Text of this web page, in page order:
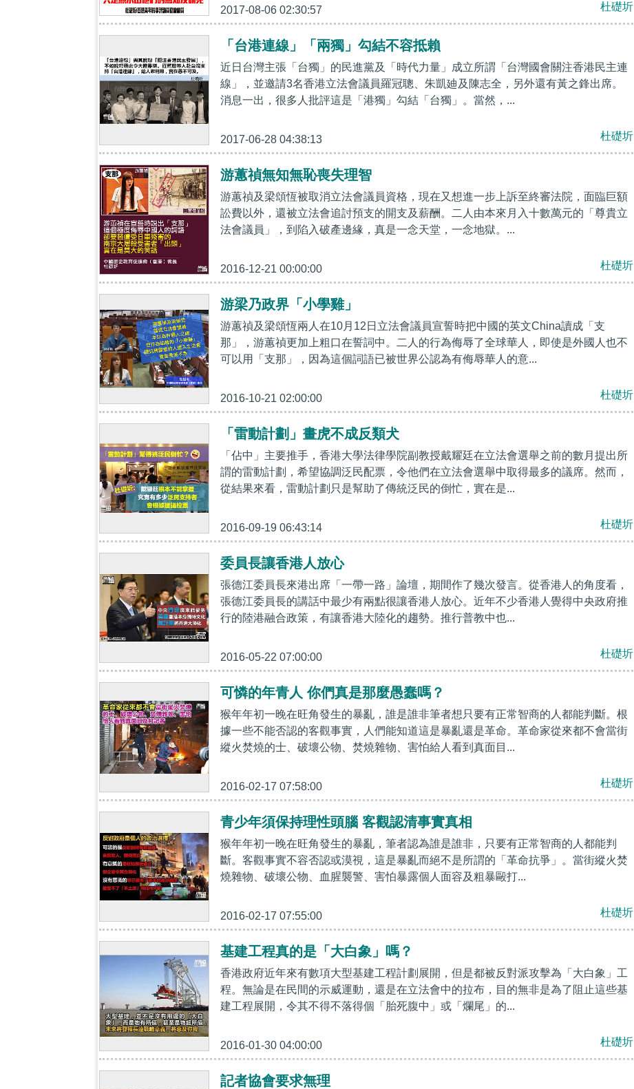
2017-08-06 02:30:57 杜礎圻
「台港連線」「兩獨」勾結不容抵賴
近日台灣主張「台獨」的民進黨及「時代力量」成立所謂「台灣國會關注香港民主連
線」，並邀請3名香港立法會議員羅冠聰、朱凱廸及陳志全，另外還有黃之鋒出席。
消息一出，很多人批評這是「港獨」勾結「台獨」。當然，...
2017-06-28 04:38:13 杜礎圻
游蕙禎無知無恥喪失理智
游蕙禎及梁頌恆被取消立法會議員資格，現在又想進一步上訴至終審法院，面臨巨額
訟費以外，還被立法會追討預支的開支及薪酬。二人由本來月入十數萬元的「尊貴立
法會議員」，到陷入破產邊緣，真是一念天堂，一念地獄。...
2016-12-21 00:00:00 杜礎圻
游梁乃政界「小學雞」
游蕙禎及梁頌恆兩人在10月12日立法會議員宣誓時把中國的英文China讀成「支
那」，游蕙禎更加上粗口在誓詞中。二人的行為侮辱了全球華人，即使是外國人也不
可以用「支那」，因為這個詞語已被世界公認為有侮辱華人的意...
2016-10-21 02:00:00 杜礎圻
「雷動計劃」畫虎不成反類犬
「佔中」主要推手，香港大學法律學院副教授戴耀廷在立法會選舉之前的數月提出所
謂的雷動計劃，希望協調泛民配票，令他們在立法會選舉中取得最多的議席。然而，
從結果來看，雷動計劃只是幫助了傳統泛民的倒忙，實在是...
2016-09-19 06:43:14 杜礎圻
委員長讓香港人放心
張德江委員長來港出席「一帶一路」論壇，期間作了幾次發言。從香港人的角度看，
張德江委員長的講話中最少有兩點很讓香港人放心。近年不少香港人覺得中央政府推
行的陸港融合政策，有讓香港大陸化的趨勢。推行普教中也...
2016-05-22 07:00:00 杜礎圻
可憐的年青人 你們真是那麼愚蠢嗎？
猴年年初一晚在旺角發生的暴亂，誰是誰非筆者想只要有正常智商的人都能判斷。根
據一些不能否認的客觀事實，人們能知道這是暴亂還是革命。革命家從來都不會當街
縱火焚燒的士、破壞公物、焚燒雜物、害怕給人看到真面目...
2016-02-17 07:58:00 杜礎圻
青少年須保持理性頭腦 客觀認清事實真相
猴年年初一晚在旺角發生的暴亂，筆者認為誰是誰非，只要有正常智商的人都能判
斷。客觀事實不容否認或漠視，這是暴亂而絕不是所謂的「革命抗爭」。當街縱火焚
燒雜物、破壞公物、血腥襲警、害怕暴露個人面容及粗暴毆打...
2016-02-17 07:55:00 杜礎圻
基建工程真的是「大白象」嗎？
香港政府近年來有數項大型基建工程計劃展開，但是都被反對派攻擊為「大白象」工
程。無論是在民間的示威運動，還是在立法會中的拉布，目的無非是為了阻止這些基
建工程展開，令其不得不落得個「胎死腹中」或「爛尾」的...
2016-01-30 04:00:00 杜礎圻
記者協會要求無理